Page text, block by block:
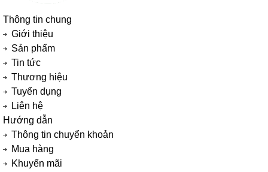
Thông tin chung
Giới thiệu
Sản phẩm
Tin tức
Thương hiệu
Tuyển dụng
Liên hệ
Hướng dẫn
Thông tin chuyển khoản
Mua hàng
Khuyến mãi